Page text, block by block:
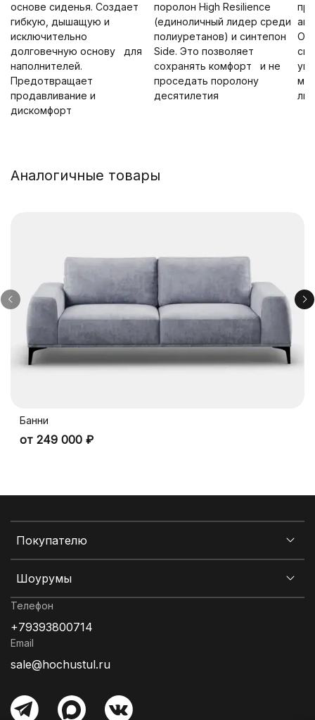
основе сиденья. Создает
гибкую, дышащую и
исключительно
долговечную основу для
наполнителей.
Предотвращает
продавливание и
дискомфорт
поролон High Resilience
(единоличный лидер среди
полиуретанов) и синтепон
Side. Это позволяет
сохранять комфорт и не
проседать поролону
десятилетия
Аналогичные товары
Банни
от 249 000 ₽
Покупателю
Шоурумы
Телефон
+79393800714
Email
sale@hochustul.ru